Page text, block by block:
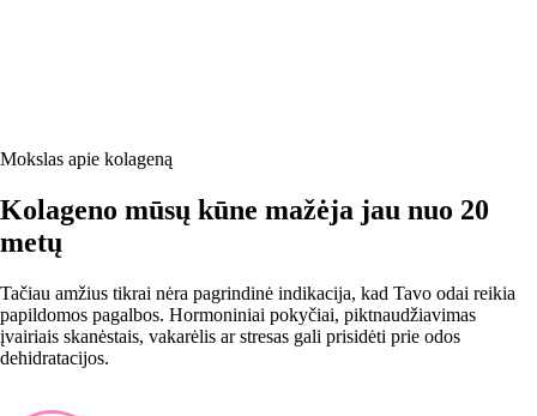
Mokslas apie kolageną
Kolageno mūsų kūne mažėja jau nuo 20
metų
Tačiau amžius tikrai nėra pagrindinė indikacija, kad Tavo odai reikia
papildomos pagalbos. Hormoniniai pokyčiai, piktnaudžiavimas
įvairiais skanėstais, vakarėlis ar stresas gali prisidėti prie odos
dehidratacijos.